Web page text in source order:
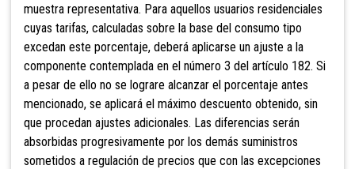
muestra representativa. Para aquellos usuarios residenciales
cuyas tarifas, calculadas sobre la base del consumo tipo
excedan este porcentaje, deberá aplicarse un ajuste a la
componente contemplada en el número 3 del artículo 182. Si
a pesar de ello no se lograre alcanzar el porcentaje antes
mencionado, se aplicará el máximo descuento obtenido, sin
que procedan ajustes adicionales. Las diferencias serán
absorbidas progresivamente por los demás suministros
sometidos a regulación de precios que con las excepciones